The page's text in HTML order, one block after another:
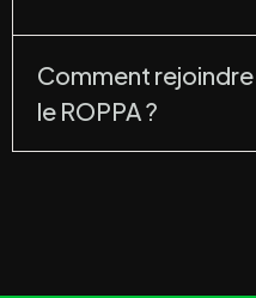
Comment
le ROPPA ?